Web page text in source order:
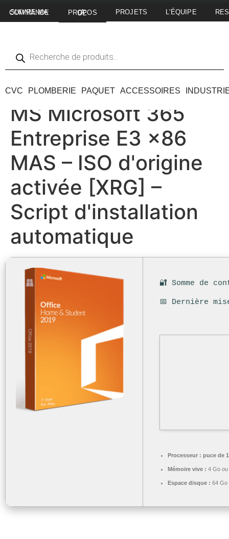
SUIVRE MA COMMANDE A PROPOS DE PROJETS L'ÉQUIPE
CVC PLOMBERIE PAQUET ACCESSOIRES
MS Microsoft 365
Entreprise E3 x86
MAS – ISO d'origine
activée [XRG] –
Script d'installation
automatique
🔐 Somme de
📅 Dernière
Processeur : puce de
Mémoire vive : 4 Go ou
Espace disque : 64 Go